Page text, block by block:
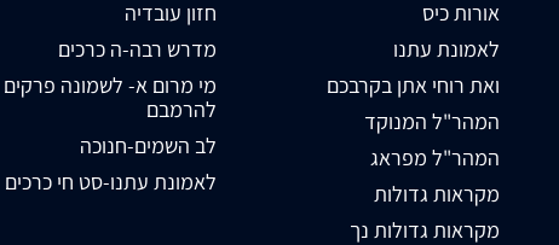
אורות כיס
לאמונת עתנו
ואת רוחי אתן בקרבכם
המהר"ל המנוקד
המהר"ל מפראג
מקראות גדולות
מקראות גדולות נך
חזון עובדיה
מדרש רבה-ה כרכים
מי מרום א- לשמונה פרקים
להרמבם
לב השמים-חנוכה
לאמונת עתנו-סט חי כרכים